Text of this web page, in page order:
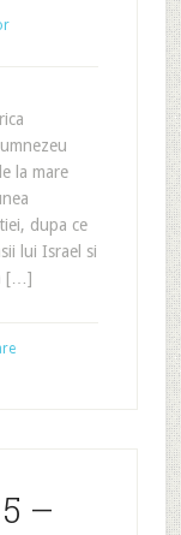
la mare
dupa ce
lui Israel si
[…]
–